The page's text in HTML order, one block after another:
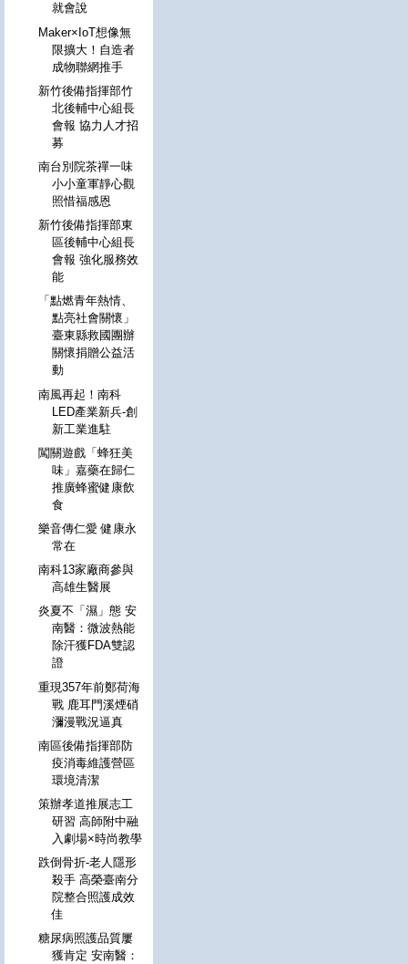
就會說
Maker×IoT想像無
限擴大！自造者
成物聯網推手
新竹後備指揮部竹
北後輔中心組長
會報 協力人才招
募
南台別院茶禪一味
小小童軍靜心觀
照惜福感恩
新竹後備指揮部東
區後輔中心組長
會報 強化服務效
能
「點燃青年熱情、
點亮社會關懷」
臺東縣救國團辦
關懷捐贈公益活
動
南風再起！南科
LED產業新兵-創
新工業進駐
闖關遊戲「蜂狂美
味」嘉藥在歸仁
推廣蜂蜜健康飲
食
樂音傳仁愛 健康永
常在
南科13家廠商參與
高雄生醫展
炎夏不「濕」態 安
南醫：微波熱能
除汗獲FDA雙認
證
重現357年前鄭荷海
戰 鹿耳門溪煙硝
瀰漫戰況逼真
南區後備指揮部防
疫消毒維護營區
環境清潔
策辦孝道推展志工
研習 高師附中融
入劇場×時尚教學
跌倒骨折-老人隱形
殺手 高榮臺南分
院整合照護成效
佳
糖尿病照護品質屢
獲肯定 安南醫：